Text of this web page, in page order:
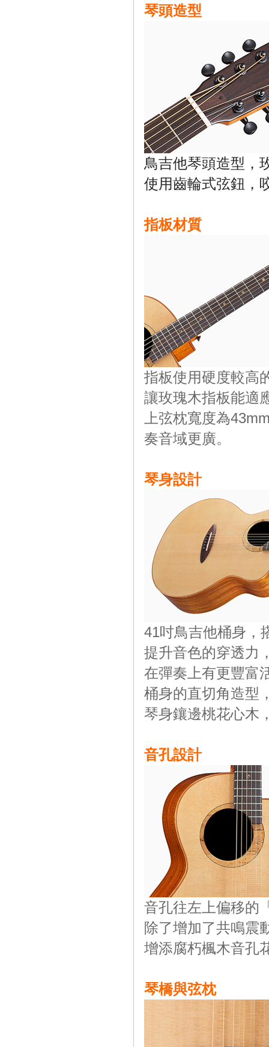
琴頭造型
鳥吉他琴頭造型，
使用齒輪式弦鈕，
指板材質
指板使用硬度較高
讓玫瑰木指板能適
上弦枕寬度為
奏音域更廣。
琴身設計
41吋鳥吉他桶身，
提升音色的穿透力
在彈奏上有更豐富
桶身的直切角造型
琴身鑲邊桃花心木
音孔設計
音孔往左上偏移的
除了增加了共鳴震
增添腐朽楓木音孔
琴橋與弦枕